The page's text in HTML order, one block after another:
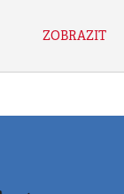
ZOBRAZIT